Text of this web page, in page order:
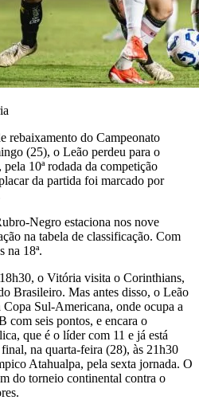
rebaixamento do Campeonato
(25), o Leão perdeu para o
10ª rodada da competição
da partida foi marcado por
Negro estaciona nos nove
na tabela de classificação. Com
na 18ª.
o Vitória visita o Corinthians,
Brasileiro. Mas antes disso, o Leão
Sul-Americana, onde ocupa a
com seis pontos, e encara o
que é o líder com 11 e já está
na quarta-feira (28), às 21h30
Atahualpa, pela sexta jornada. O
do torneio continental contra o